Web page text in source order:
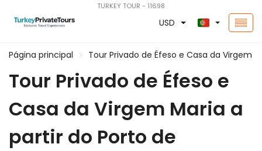
TURKEY TOUR - 11698
USD
Página principal Tour Privado de Éfeso e Casa da Virgem
Tour Privado de Éfeso e
Casa da Virgem Maria a
partir do Porto de